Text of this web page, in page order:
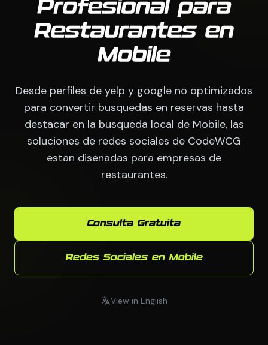
Profesional para
Restaurantes en
Mobile
Desde perfiles de yelp y google no optimizados
para convertir busquedas en reservas hasta
destacar en la busqueda local de Mobile, las
soluciones de redes sociales de CodeWCG
estan disenadas para empresas de
restaurantes.
Consulta Gratuita
Redes Sociales en Mobile
View in English